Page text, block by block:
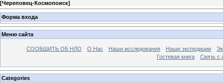
[Череповец-Космопоиск]
Форма входа
Меню сайта
СООБЩИТЬ ОБ НЛО О Нас Наши исследования Наши экспедиции
Гостевая книга
Связь с
Categories